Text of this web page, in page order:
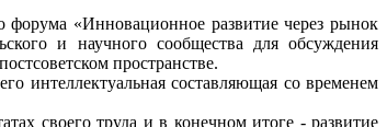
«Инновационное развитие через рынок
и научного сообщества для обсуждения
пространстве.
интеллектуальная составляющая со временем
своего труда и в конечном итоге - развитие